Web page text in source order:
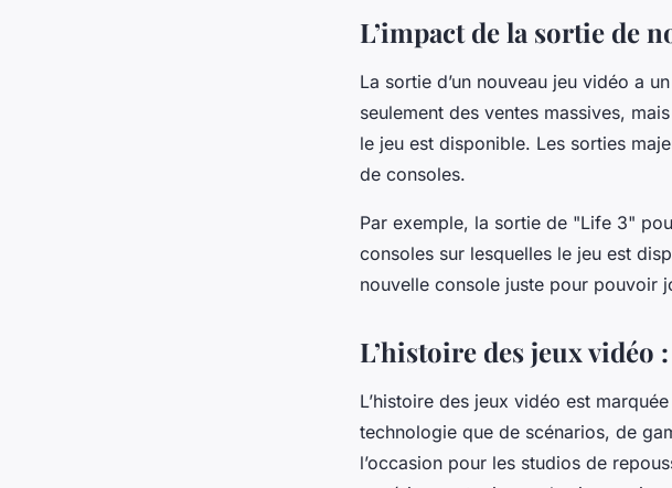
L’impact de la sortie de
La sortie d’un nouveau jeu vidéo a
seulement des ventes massives,
le jeu est disponible. Les sorties
de consoles.
Par exemple, la sortie de "Life 3"
consoles sur lesquelles le jeu est
nouvelle console juste pour pouvoir
L’histoire des jeux
L’histoire des jeux vidéo est
technologie que de scénarios, de
l’occasion pour les studios de